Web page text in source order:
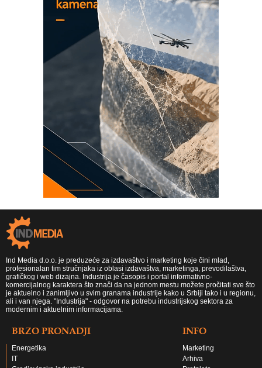
Ind Media d.o.o. je preduzeće za izdavaštvo i marketing koje čini mlad,
profesionalan tim stručnjaka iz oblasi izdavaštva, marketinga, prevodilaštva,
grafičkog i web dizajna. Industrija je časopis i portal informativno-
komercijalnog karaktera što znači da na jednom mestu možete pročitati sve što
je aktuelno i zanimljivo u svim granama industrije kako u Srbiji tako i u regionu,
ali i van njega. "Industrija" - odgovor na potrebu industrijskog sektora za
modernim i aktuelnim informacijama.
BRZO PRONADJI
Energetika
IT
INFO
Marketing
Arhiva